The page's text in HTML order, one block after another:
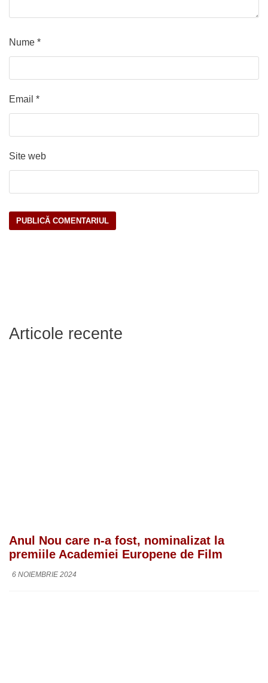
Nume *
Email *
Site web
Articole recente
Anul Nou care n-a fost, nominalizat la
premiile Academiei Europene de Film
6 NOIEMBRIE 2024